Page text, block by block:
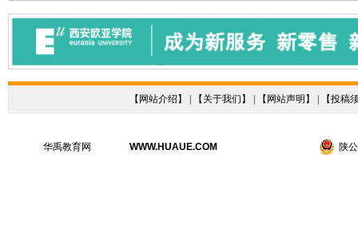
【 网站介绍 】 | 【 关于我们 】 | 【 网站声明 】 | 【投稿
华禹教育网 WWW.HUAUE.COM 陕